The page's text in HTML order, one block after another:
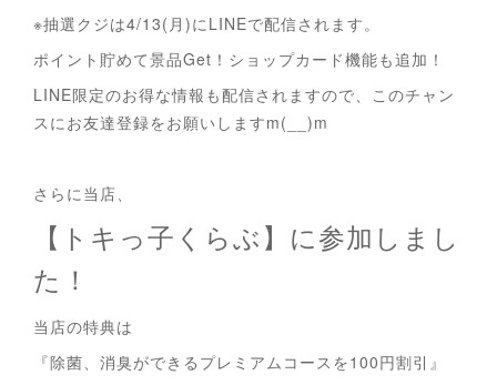
※抽選クジは4/13(月)にLINEで配信されます。
ポイント貯めて景品Get！ショップカード機能も追加！
LINE限定のお得な情報も配信されますので、このチャン
スにお友達登録をお願いしますm(__)m
さらに当店、
【トキっ子くらぶ】に参加しまし
た！
当店の特典は
『除菌、消臭ができるプレミアムコースを100円割引』